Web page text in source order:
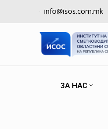
info@isos.com.mk
ЗА НАС